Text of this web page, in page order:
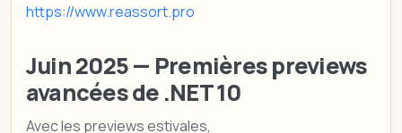
https://www.reassort.pro
Juin 2025 — Premières previews
avancées de .NET 10
Avec les previews estivales,